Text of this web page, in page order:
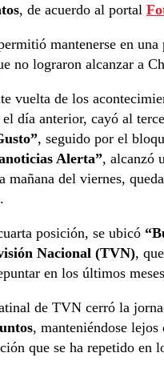
, de acuerdo al portal
mantenerse en una
no lograron alcanzar a
vuelta de los
día anterior, cayó al
, seguido por el
Alerta”, alcanzó
mañana del viernes,
posición, se ubicó
Nacional (TVN),
en los últimos
de TVN cerró la
, manteniéndose lejos
que se ha repetido en